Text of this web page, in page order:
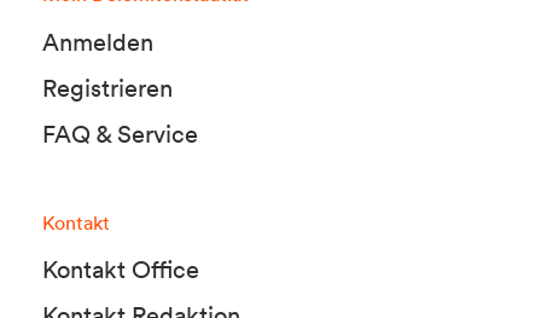
Anmelden
Registrieren
FAQ & Service
Kontakt
Kontakt Office